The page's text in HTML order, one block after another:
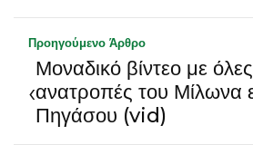
Προηγούμενο Άρθρο
‹
Μοναδικό βίντεο με όλες
ανατροπές του Μίλωνα
Πηγάσου (vid)